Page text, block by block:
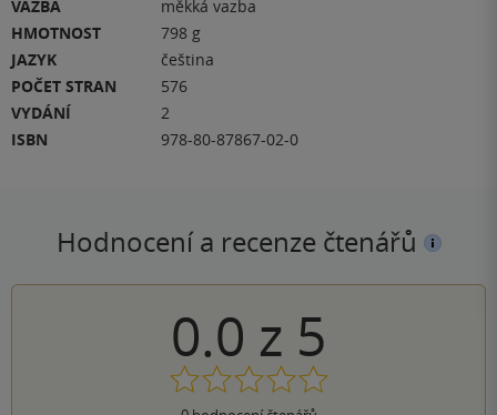
VAZBA
měkká vazba
HMOTNOST
798 g
JAZYK
čeština
POČET STRAN
576
VYDÁNÍ
2
ISBN
978-80-87867-02-0
Hodnocení a recenze čtenářů
0.0 z 5